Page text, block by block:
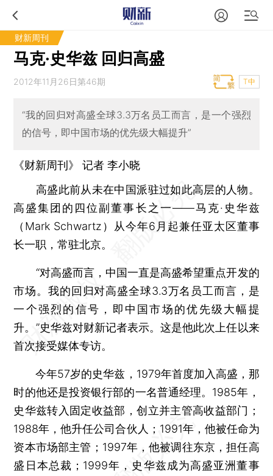
财新周刊
马克·史华兹 回归高盛
2012年11月26日第46期 T中
“我的回归对高盛全球3.3万名员工而言，是一个强烈
的信号，即中国市场的优先级大幅提升”
《财新周刊》 记者李小晓
高盛此前从未在中国派驻过如此高层的人物。
高盛集团的四位副董事长之一——马克·史华兹
（Mark Schwartz）从今年6月起兼任亚太区董事
长一职，常驻北京。
“对高盛而言，中国一直是高盛希望重点开发的
市场。我的回归对高盛全球3.3万名员工而言，是
一个强烈的信号，即中国市场的优先级大幅提
升。”史华兹对财新记者表示。这是他此次上任以来
首次接受媒体专访。
今年57岁的史华兹，1979年首度加入高盛，那
时的他还是投资银行部的一名普通经理。1985年，
史华兹转入固定收益部，创立并主管高收益部门；
1988年，他升任公司合伙人；1991年，他被任命为
资本市场部主管；1997年，他被调往东京，担任高
盛日本总裁；1999年，史华兹成为高盛亚洲董事